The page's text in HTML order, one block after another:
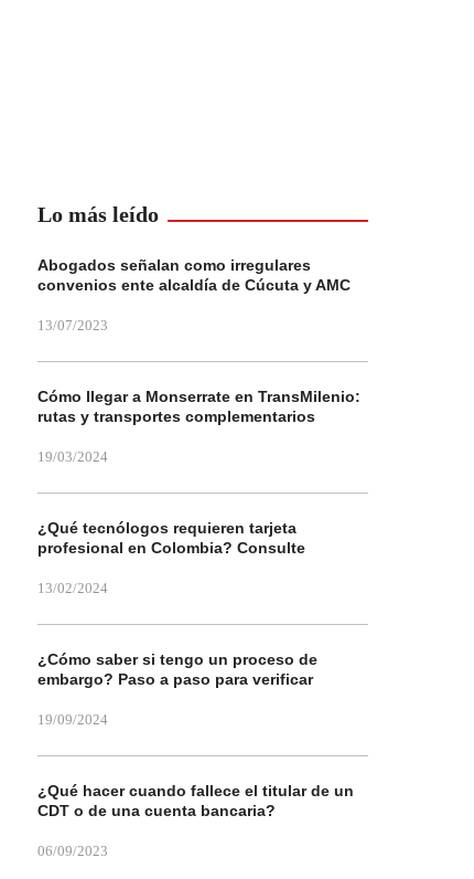
Lo más leído
Abogados señalan como irregulares
convenios ente alcaldía de Cúcuta y AMC
13/07/2023
Cómo llegar a Monserrate en TransMilenio:
rutas y transportes complementarios
19/03/2024
¿Qué tecnólogos requieren tarjeta
profesional en Colombia? Consulte
13/02/2024
¿Cómo saber si tengo un proceso de
embargo? Paso a paso para verificar
19/09/2024
¿Qué hacer cuando fallece el titular de un
CDT o de una cuenta bancaria?
06/09/2023